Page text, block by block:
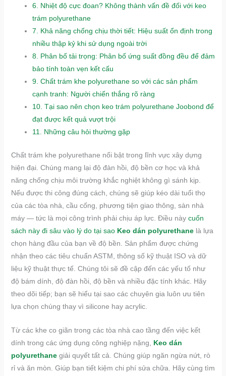
6. Nhiệt độ cực đoan? Không thành vấn đề đối với keo
trám polyurethane
7. Khả năng chống chịu thời tiết: Hiệu suất ổn định trong
nhiều thập kỷ khi sử dụng ngoài trời
8. Phân bố tải trọng: Phân bố ứng suất đồng đều để đảm
bảo tính toàn vẹn kết cấu
9. Chất trám khe polyurethane so với các sản phẩm
cạnh tranh: Người chiến thắng rõ ràng
10. Tại sao nên chọn keo trám polyurethane Joobond để
đạt được kết quả vượt trội
11. Những câu hỏi thường gặp
Chất trám khe polyurethane nổi bật trong lĩnh vực xây dựng
hiện đại. Chúng mang lại độ đàn hồi, độ bền cơ học và khả
năng chống chịu môi trường khắc nghiệt không gì sánh kịp.
Nếu được thi công đúng cách, chúng sẽ giúp kéo dài tuổi thọ
của các tòa nhà, cầu cống, phương tiện giao thông, sàn nhà
máy — tức là mọi công trình phải chịu áp lực. Điều này cuốn
sách này đi sâu vào lý do tại sao Keo dán polyurethanelà lựa
chọn hàng đầu của bạn về độ bền. Sản phẩm được chứng
nhận theo các tiêu chuẩn ASTM, thông số kỹ thuật ISO và dữ
liệu kỹ thuật thực tế. Chúng tôi sẽ đề cập đến các yếu tố như
độ bám dính, độ đàn hồi, độ bền và nhiều đặc tính khác. Hãy
theo dõi tiếp; bạn sẽ hiểu tại sao các chuyên gia luôn ưu tiên
lựa chọn chúng thay vì silicone hay acrylic.
Từ các khe co giãn trong các tòa nhà cao tầng đến việc kết
dính trong các ứng dụng công nghiệp nặng, Keo dán
polyurethanegiải quyết tất cả. Chúng giúp ngăn ngừa nứt, rò
rỉ và ăn mòn. Giúp bạn tiết kiệm chi phí sửa chữa. Hãy cùng tìm